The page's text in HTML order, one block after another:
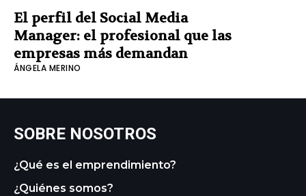
El perfil del Social Media
Manager: el profesional que las
empresas más demandan
ÁNGELA MERINO
SOBRE NOSOTROS
¿Qué es el emprendimiento?
¿Quiénes somos?